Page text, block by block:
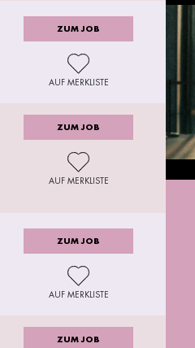
ZUM JOB
AUF MERKLISTE
ZUM JOB
AUF MERKLISTE
ZUM JOB
AUF MERKLISTE
ZUM JOB